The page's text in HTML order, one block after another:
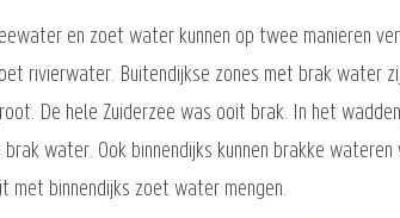
en zoet water kunnen op twee manieren
rivierwater. Buitendijkse zones met brak water
De hele Zuiderzee was ooit brak. In het
brak water. Ook binnendijks kunnen brakke
met binnendijks zoet water mengen.